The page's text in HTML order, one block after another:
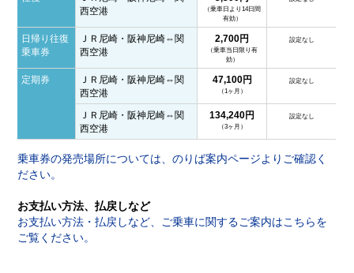
西空港
（乗車日より14日間
有効）
日帰り往復
乗車券
ＪＲ尼崎・阪神尼崎⇔関
西空港
2,700円
（乗車当日限り有
効）
設定なし
定期券
ＪＲ尼崎・阪神尼崎⇔関
西空港
47,100円
（1ヶ月）
設定なし
ＪＲ尼崎・阪神尼崎⇔関
西空港
134,240円
（3ヶ月）
設定なし
乗車券の発売場所については、のりば案内ページよりご確認く
ださい。
お支払い方法、払戻しなど
お支払い方法・払戻しなど、ご乗車に関するご案内はこちらを
ご覧ください。